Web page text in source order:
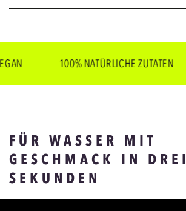
100% NATÜRLICHE ZUTATEN
FÜR WASSER MIT
GESCHMACK IN DREI
SEKUNDEN